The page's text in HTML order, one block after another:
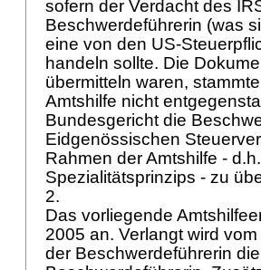
sofern der Verdacht des
Beschwerdeführerin (was
eine von den US-
handeln sollte. Die
übermitteln waren,
Amtshilfe nicht
Bundesgericht die
Eidgenössischen
Rahmen der Amtshilfe -
Spezialitätsprinzips - zu
2.
Das vorliegende
2005 an. Verlangt wird
der Beschwerdeführerin